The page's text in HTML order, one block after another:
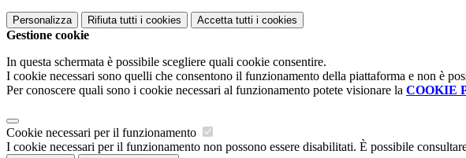
Personalizza Rifiuta tutti i cookies Accetta tutti i cookies
Gestione cookie
In questa schermata è possibile scegliere quali cookie consentire.
I cookie necessari sono quelli che consentono il funzionamento della piattaforma e non è
Per conoscere quali sono i cookie necessari al funzionamento potete visionare la COOKIE
Cookie necessari per il funzionamento
I cookie necessari per il funzionamento non possono essere disabilitati. È possibile